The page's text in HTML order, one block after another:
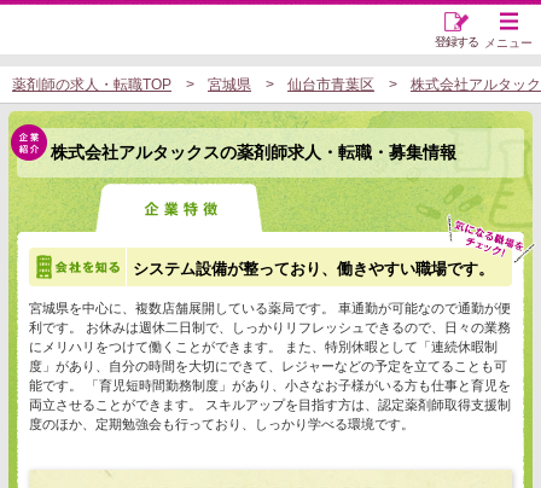
メニュー
登録する
薬剤師の求人・転職TOP 宮城県 仙台市青葉区 株式会社アルタッ
株式会社アルタックスの薬剤師求人・転職・募集情報
システム設備が整っており、働きやすい職場です。
宮城県を中心に、複数店舗展開している薬局です。 車通勤が可能なので通勤が便
利です。 お休みは週休二日制で、しっかりリフレッシュできるので、日々の業務
にメリハリをつけて働くことができます。 また、特別休暇として「連続休暇制
度」があり、自分の時間を大切にできて、レジャーなどの予定を立てることも可
能です。 「育児短時間勤務制度」があり、小さなお子様がいる方も仕事と育児を
両立させることができます。 スキルアップを目指す方は、認定薬剤師取得支援制
度のほか、定期勉強会も行っており、しっかり学べる環境です。